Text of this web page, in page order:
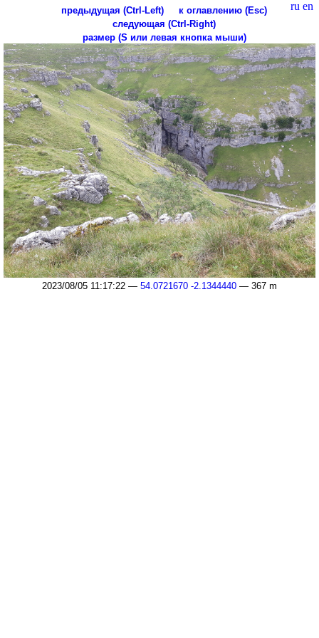
ru en
предыдущая (Ctrl-Left)
к оглавлению (Esc)
следующая (Ctrl-Right)
размер (S или левая кнопка мыши)
2023/08/05 11:17:22 — 54.0721670 -2.1344440 — 367 m